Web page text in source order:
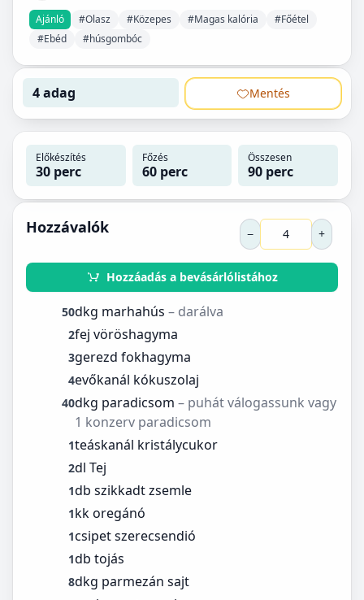
Ajánló #Olasz #Közepes #Magas kalória
#Főétel
#Ebéd
#húsgombóc
4 adag Mentés
Előkészítés
30 perc
Főzés
60 perc
Összesen
90 perc
Hozzávalók − +
Hozzáadás a bevásárlólistához
50dkg marhahús – darálva
2fej vöröshagyma
3gerezd fokhagyma
4evőkanál kókuszolaj
40dkg paradicsom – puhát válogassunk vagy
1 konzerv paradicsom
1teáskanál kristálycukor
2dl Tej
1db szikkadt zsemle
1kk oregánó
1csipet szerecsendió
1db tojás
8dkg parmezán sajt